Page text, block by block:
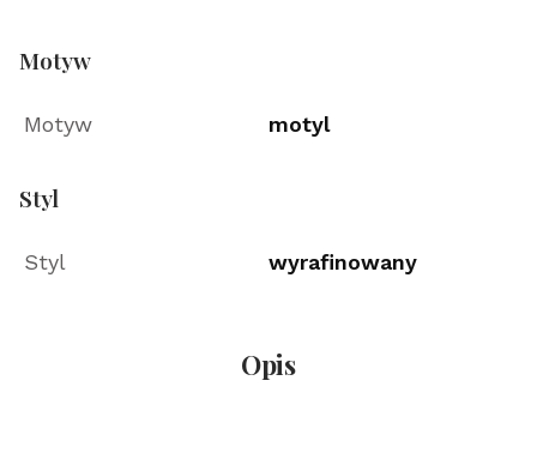
Motyw
Motyw motyl
Styl
Styl wyrafinowany
Opis